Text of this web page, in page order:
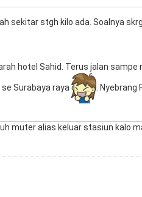
sekitar stgh kilo ada. Soalnya
hotel Sahid. Terus jalan
se Surabaya raya .
muter alias keluar stasiun kalo